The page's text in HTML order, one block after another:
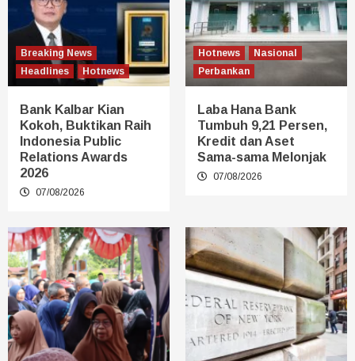
Breaking News
Headlines
Hotnews
Bank Kalbar Kian
Kokoh, Buktikan Raih
Indonesia Public
Relations Awards
2026
07/08/2026
Hotnews
Nasional
Perbankan
Laba Hana Bank
Tumbuh 9,21 Persen,
Kredit dan Aset
Sama-sama Melonjak
07/08/2026